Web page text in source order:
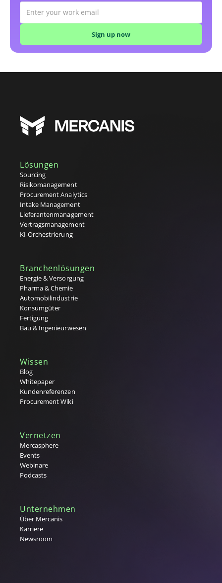
Lösungen
Sourcing
Risikomanagement
Procurement Analytics
Intake Management
Lieferantenmanagement
Vertragsmanagement
KI-Orchestrierung
Branchenlösungen
Energie & Versorgung
Pharma & Chemie
Automobilindustrie
Konsumgüter
Fertigung
Bau & Ingenieurwesen
Wissen
Blog
Whitepaper
Kundenreferenzen
Procurement Wiki
Vernetzen
Mercasphere
Events
Webinare
Podcasts
Unternehmen
Über Mercanis
Karriere
Newsroom